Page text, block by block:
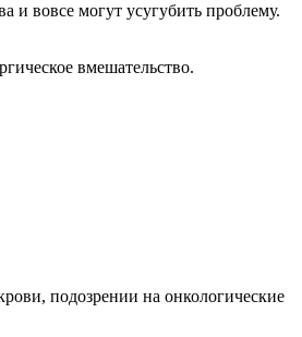
и вовсе могут усугубить проблему.
вмешательство.
подозрении на онкологические